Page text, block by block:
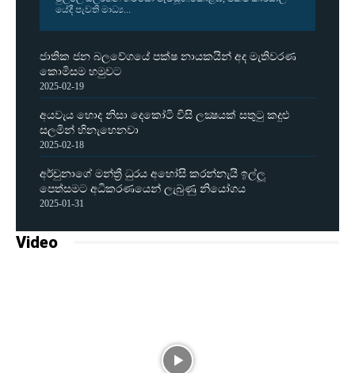
යේදී පැවති මාධ්‍ය...
ජාතික ජන බලවේගයේ පක්ෂ නායකයින් අද මැතිවරණ
කොමිසම හමුවට
2025-02-19
අයවැය හොද නිසා දෙකෝටි විසි ලක්‍ෂයක් සතුටු කදුළු
සලමින් හිනැහෙනවා
2025-02-18
අර්චුනාගේ මන්ත්‍රී ධුරය අහෝසි කරන්නැයි ඉල්ලූ
පෙත්සමට අධිකරණයෙන් ලැබුණු නියෝගය
2025-01-31
Video